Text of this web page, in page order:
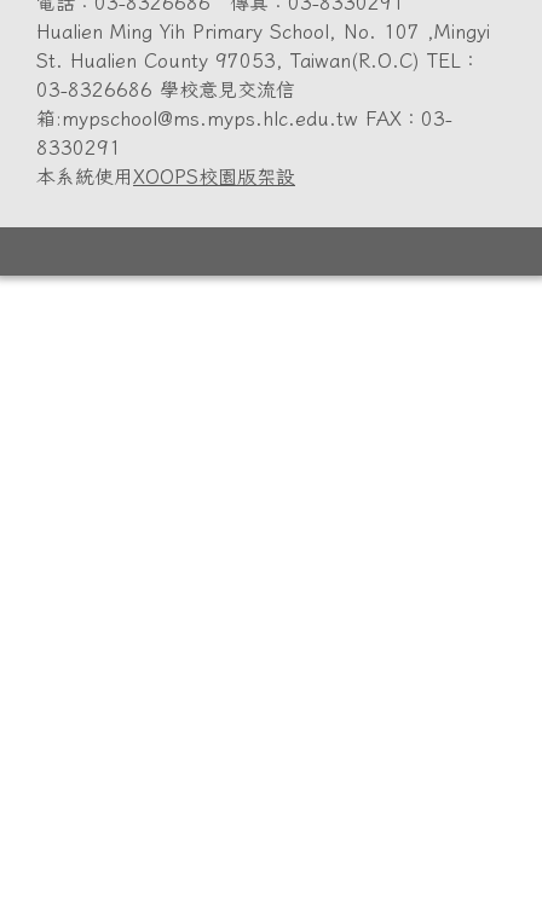
Hualien Ming Yih Primary School, No. 107 ,Mingyi
St. Hualien County 97053, Taiwan(R.O.C) TEL：
03-8326686 學校意見交流信
箱:mypschool@ms.myps.hlc.edu.tw FAX：03-
8330291
本系統使用 XOOPS校園版架設